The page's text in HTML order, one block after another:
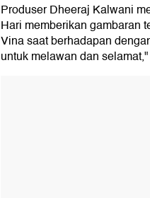
Produser Dheeraj Kalwani
Hari memberikan gambaran
Vina saat berhadapan
untuk melawan dan